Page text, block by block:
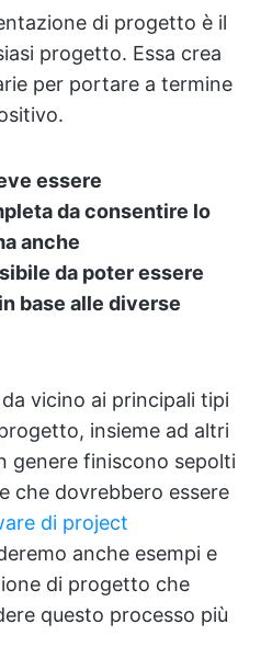
di progetto è il
progetto. Essa crea
per portare a termine
essere
da consentire lo
anche
da poter essere
base alle diverse
vicino ai principali tipi
insieme ad altri
genere finiscono sepolti
che dovrebbero essere
di project
anche esempi e
di progetto che
questo processo più